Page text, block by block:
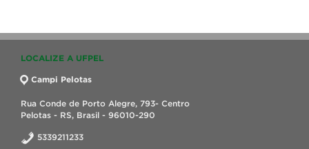
LOCALIZE A UFPEL
Campi Pelotas
Rua Conde de Porto Alegre, 793- Centro
Pelotas - RS, Brasil - 96010-290
5339211233